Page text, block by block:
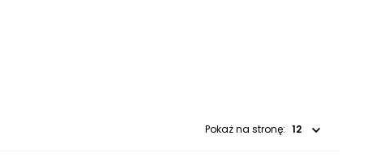
Pokaż na stronę: